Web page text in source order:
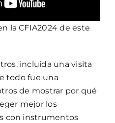
la CFIA2024 de este
incluida una visita
todo fue una
de mostrar por qué
mejor los
con instrumentos